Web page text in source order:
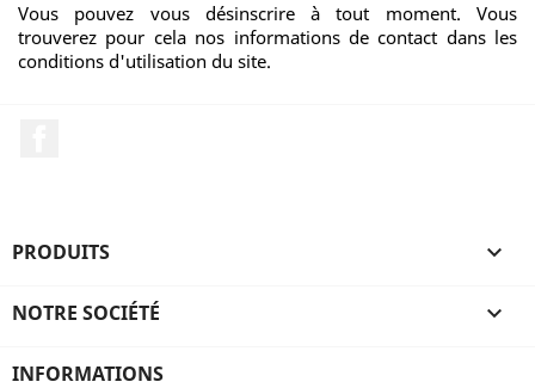
Vous pouvez vous désinscrire à tout moment. Vous
trouverez pour cela nos informations de contact dans les
conditions d'utilisation du site.
PRODUITS 
NOTRE SOCIÉTÉ 
INFORMATIONS